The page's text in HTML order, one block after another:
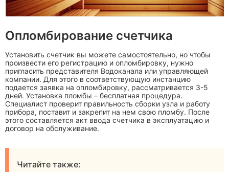
Опломбирование счетчика
Установить счетчик вы можете самостоятельно, но чтобы
произвести его регистрацию и опломбировку, нужно
пригласить представителя Водоканала или управляющей
компании. Для этого в соответствующую инстанцию
подается заявка на опломбировку, рассматривается 3-5
дней. Установка пломбы – бесплатная процедура.
Специалист проверит правильность сборки узла и работу
прибора, поставит и закрепит на нем свою пломбу. После
этого составляется акт ввода счетчика в эксплуатацию и
договор на обслуживание.
Читайте также: